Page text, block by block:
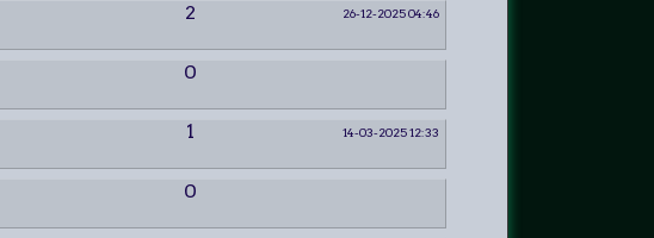
2
26-12-2025 04:46
0
1
14-03-2025 12:33
0